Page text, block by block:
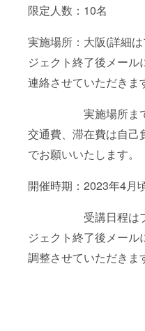
限定人数：10名
実施場所：大阪(詳細は
ジェクト終了後メール
連絡させていただきま
実施場所ま
交通費、滞在費は自己
でお願いいたします。
開催時期：2023年4月
受講日程はプ
ジェクト終了後メール
調整させていただきま